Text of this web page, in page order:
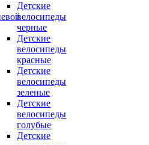
Детские
велосипеды
черные
Детские
велосипеды
красные
Детские
велосипеды
зеленые
Детские
велосипеды
голубые
Детские